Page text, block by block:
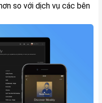
so với dịch vụ các bên